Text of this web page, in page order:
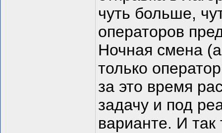
чуть больше,
операторов
Ночная смена
только
за это время
задачу и под
варианте. И так